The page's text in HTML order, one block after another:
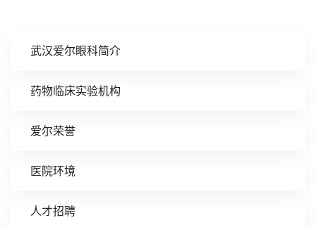
武汉爱尔眼科简介
药物临床实验机构
爱尔荣誉
医院环境
人才招聘